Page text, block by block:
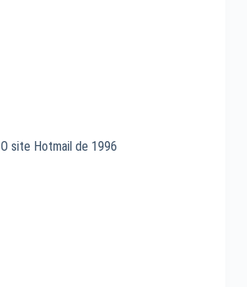
O site Hotmail de 1996